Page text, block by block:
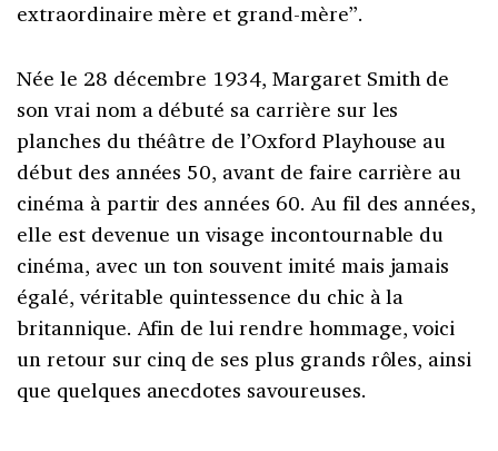
extraordinaire mère et grand-mère”.
Née le 28 décembre 1934, Margaret Smith de
son vrai nom a débuté sa carrière sur les
planches du théâtre de l’Oxford Playhouse au
début des années 50, avant de faire carrière au
cinéma à partir des années 60. Au fil des années,
elle est devenue un visage incontournable du
cinéma, avec un ton souvent imité mais jamais
égalé, véritable quintessence du chic à la
britannique. Afin de lui rendre hommage, voici
un retour sur cinq de ses plus grands rôles, ainsi
que quelques anecdotes savoureuses.